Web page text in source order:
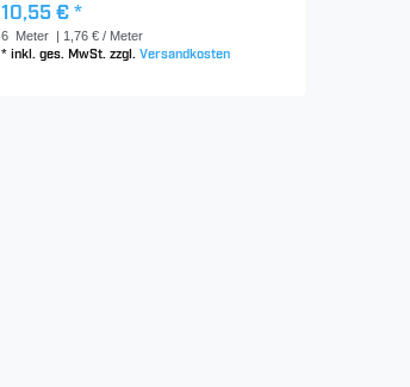
10,55 € *
6 Meter | 1,76 € / Meter
* inkl. ges. MwSt. zzgl. Versandkosten